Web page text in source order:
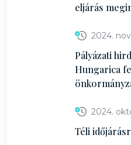
eljárás
2024.
Pályázati
Hungarica
2024.
Téli